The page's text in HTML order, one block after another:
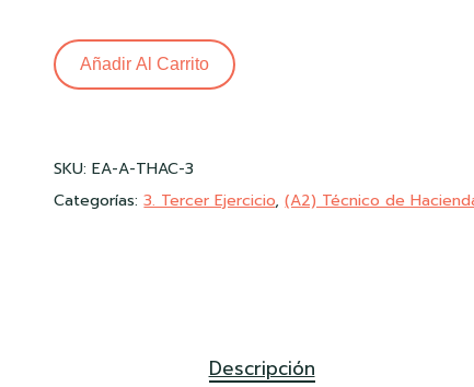
Añadir Al Carrito
SKU:EA-A-THAC-3
Categorías:3. Tercer Ejercicio,(A2) Técnico de
Descripción